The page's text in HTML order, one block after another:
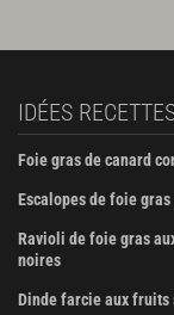
IDÉES
Foie gras de canard
Escalopes de foie
Ravioli de foie gras
noires
Dinde farcie aux fruits